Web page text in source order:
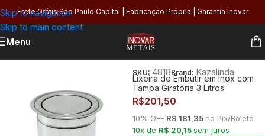
Skip to navigation
Skip to main content
Frete Grátis São Paulo Capital | Fabricação Própria | Garantia Inovar
Menu
SKU: 4818Brand: Kazalinda
Lixeira de Embutir em Inox com
Tampa Giratória 3 Litros
R$201,50
10% OFF R$ 181,35 no Pix/Boleto
10x de R$ 20,15sem juros